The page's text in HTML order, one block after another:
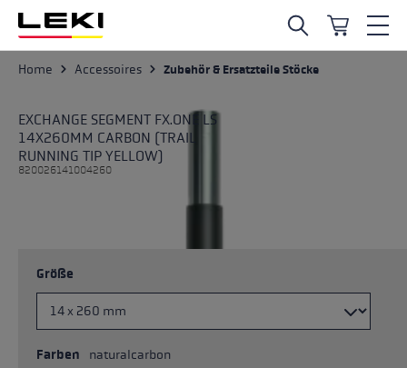
Zum Hauptinhalt springen
Home Accessoires Zubehör & Ersatzteile Stöcke
EXCHANGE SEGMENT FX.ONE LS
14X260MM CARBON (TRAIL
RUNNING TIP YELLOW)
820026141004260
Größe
Farben naturalcarbon